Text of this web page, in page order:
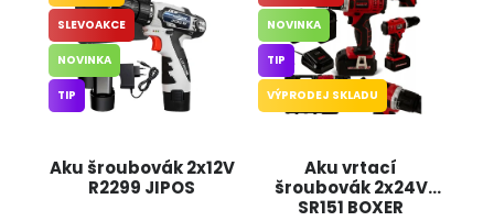
Aku šroubovák 2x12V
R2299 JIPOS
SLEVOAKCE
NOVINKA
TIP
Aku vrtací
šroubovák 2x24V
SR151 BOXER
NOVINKA
TIP
VÝPRODEJ SKLADU